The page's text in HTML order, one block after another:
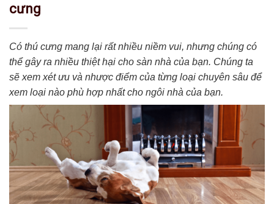
cưng
Có thú cưng mang lại rất nhiều niềm vui, nhưng chúng có
thể gây ra nhiều thiệt hại cho sàn nhà của bạn. Chúng ta
sẽ xem xét ưu và nhược điểm của từng loại chuyên sâu để
xem loại nào phù hợp nhất cho ngôi nhà của bạn.